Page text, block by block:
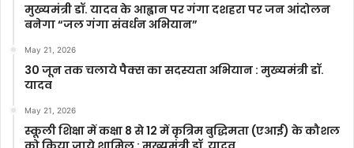
मुख्यमंत्री डॉ. यादव के आह्वान पर गंगा दशहरा पर जन आंदोलन
बनेगा “जल गंगा संवर्धन अभियान”
May 21, 2026
30 जून तक चलाये पैक्स का सदस्यता अभियान : मुख्यमंत्री डॉ.
यादव
May 21, 2026
स्कूली शिक्षा में कक्षा 8 से 12 में कृ‍त्रिम बुद्धिमता (एआई) के कौशल